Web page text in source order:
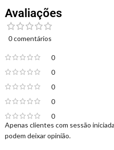
Avaliações
0 comentários
0
0
0
0
0
Apenas clientes com sessão
podem deixar opinião.